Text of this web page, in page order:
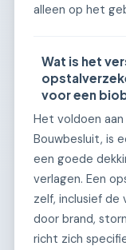
alleen op het
Wat is het
voor een
Het voldoen
Bouwbesluit, is
een goede
verlagen. Een
zelf, inclusief
door brand,
richt zich